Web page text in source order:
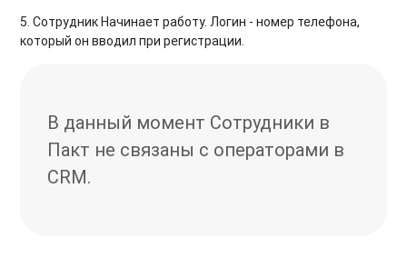
5. Сотрудник Начинает работу. Логин - номер телефона,
который он вводил при регистрации.
В данный момент Сотрудники в
Пакт не связаны с операторами в
CRM.